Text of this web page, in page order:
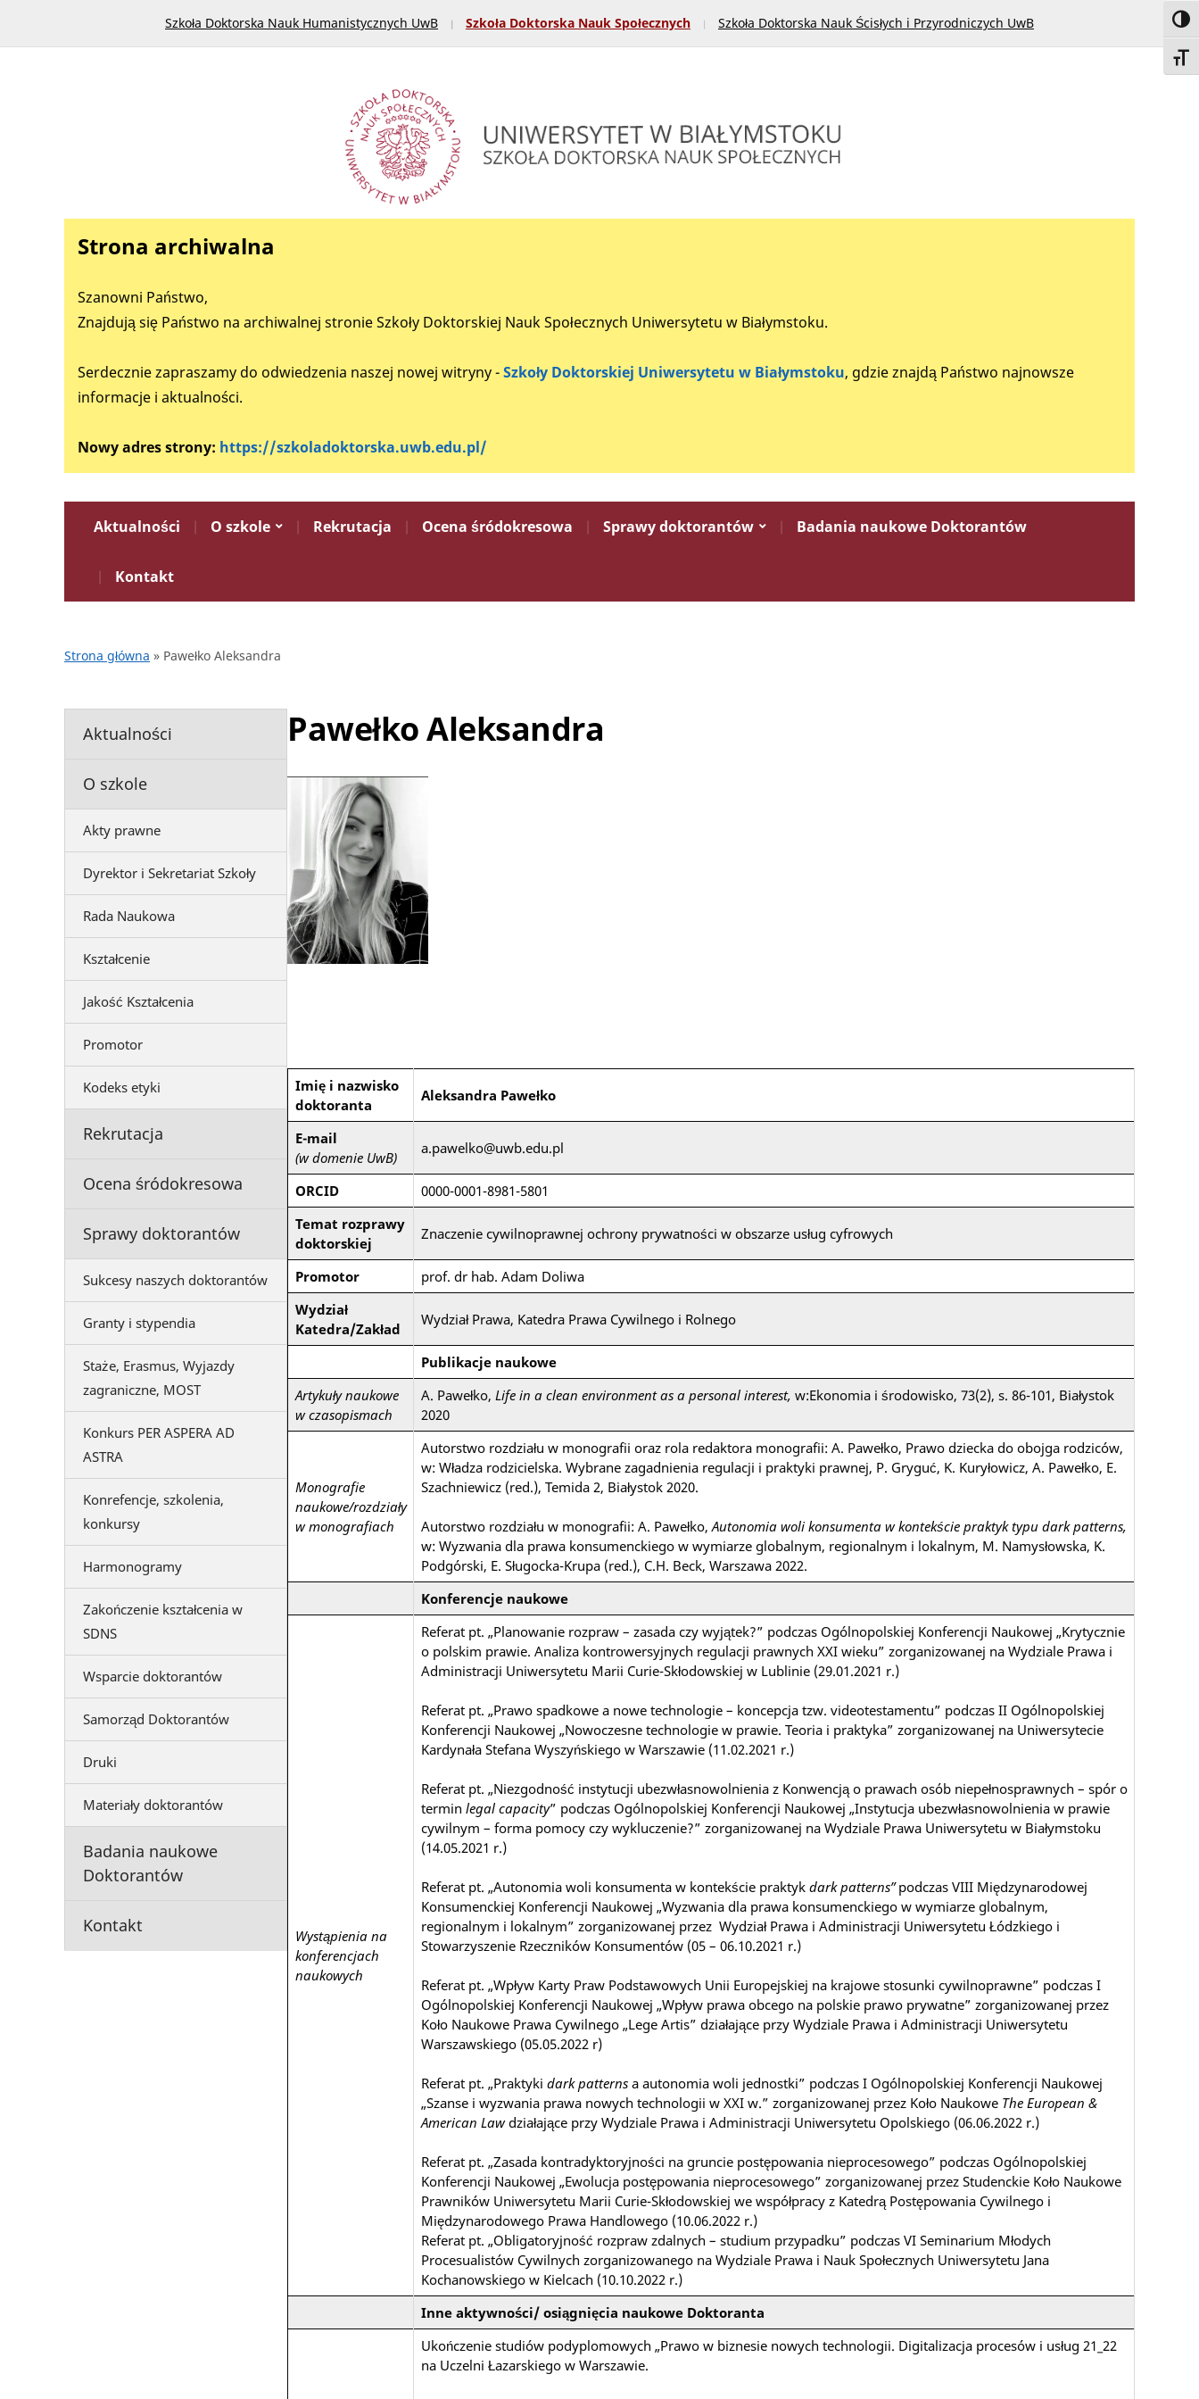
Szkoła Doktorska Nauk Humanistycznych UwB Szkoła Doktorska Nauk Społecznych Szkoła Doktorska Nauk Ścisłych i Przyrodniczych UwB
Strona archiwalna
Szanowni Państwo,
Znajdują się Państwo na archiwalnej stronie Szkoły Doktorskiej Nauk Społecznych Uniwersytetu w Białymstoku.
Serdecznie zapraszamy do odwiedzenia naszej nowej witryny -Szkoły Doktorskiej Uniwersytetu w Białymstoku, gdzie znajdą Państwo najnowsze
informacje i aktualności.
Nowy adres strony: https://szkoladoktorska.uwb.edu.pl/
Aktualności O szkole Rekrutacja Ocena śródokresowa Sprawy doktorantów Badania naukowe Doktorantów
Kontakt
Strona główna » Pawełko Aleksandra
Aktualności
O szkole
Akty prawne
Dyrektor i Sekretariat Szkoły
Rada Naukowa
Kształcenie
Jakość Kształcenia
Promotor
Kodeks etyki
Rekrutacja
Ocena śródokresowa
Sprawy doktorantów
Sukcesy naszych doktorantów
Granty i stypendia
Staże, Erasmus, Wyjazdy
zagraniczne, MOST
Konkurs PER ASPERA AD
ASTRA
Konrefencje, szkolenia,
konkursy
Harmonogramy
Zakończenie kształcenia w
SDNS
Wsparcie doktorantów
Samorząd Doktorantów
Druki
Materiały doktorantów
Badania naukowe
Doktorantów
Kontakt
Pawełko Aleksandra
Imię i nazwisko
doktoranta
Aleksandra Pawełko
E-mail
(w domenie UwB)
a.pawelko@uwb.edu.pl
ORCID
0000-0001-8981-5801
Temat rozprawy
doktorskiej
Znaczenie cywilnoprawnej ochrony prywatności w obszarze usług cyfrowych
Promotor
prof. dr hab. Adam Doliwa
Wydział
Katedra/Zakład
Wydział Prawa, Katedra Prawa Cywilnego i Rolnego
Publikacje naukowe
Artykuły naukowe
w czasopismach
A. Pawełko, Life in a clean environment as a personal interest, w:Ekonomia i środowisko, 73(2), s. 86-101, Białystok
2020
Monografie
naukowe/rozdziały
w monografiach
Autorstwo rozdziału w monografii oraz rola redaktora monografii: A. Pawełko, Prawo dziecka do obojga rodziców,
w: Władza rodzicielska. Wybrane zagadnienia regulacji i praktyki prawnej, P. Gryguć, K. Kuryłowicz, A. Pawełko, E.
Szachniewicz (red.), Temida 2, Białystok 2020.
Autorstwo rozdziału w monografii: A. Pawełko,Autonomia woli konsumenta w kontekście praktyk typu dark patterns,
w: Wyzwania dla prawa konsumenckiego w wymiarze globalnym, regionalnym i lokalnym, M. Namysłowska, K.
Podgórski, E. Sługocka-Krupa (red.), C.H. Beck, Warszawa 2022.
Konferencje naukowe
Wystąpienia na
konferencjach
naukowych
Referat pt. „Planowanie rozpraw – zasada czy wyjątek?” podczas Ogólnopolskiej Konferencji Naukowej „Krytycznie
o polskim prawie. Analiza kontrowersyjnych regulacji prawnych XXI wieku” zorganizowanej na Wydziale Prawa i
Administracji Uniwersytetu Marii Curie-Skłodowskiej w Lublinie (29.01.2021 r.)
Referat pt. „Prawo spadkowe a nowe technologie – koncepcja tzw. videotestamentu” podczas II Ogólnopolskiej
Konferencji Naukowej „Nowoczesne technologie w prawie. Teoria i praktyka” zorganizowanej na Uniwersytecie
Kardynała Stefana Wyszyńskiego w Warszawie (11.02.2021 r.)
Referat pt. „Niezgodność instytucji ubezwłasnowolnienia z Konwencją o prawach osób niepełnosprawnych – spór o
termin legal capacity” podczas Ogólnopolskiej Konferencji Naukowej „Instytucja ubezwłasnowolnienia w prawie
cywilnym – forma pomocy czy wykluczenie?” zorganizowanej na Wydziale Prawa Uniwersytetu w Białymstoku
(14.05.2021 r.)
Referat pt. „Autonomia woli konsumenta w kontekście praktyk dark patterns”podczas VIII Międzynarodowej
Konsumenckiej Konferencji Naukowej „Wyzwania dla prawa konsumenckiego w wymiarze globalnym,
regionalnym i lokalnym” zorganizowanej przez Wydział Prawa i Administracji Uniwersytetu Łódzkiego i
Stowarzyszenie Rzeczników Konsumentów (05 – 06.10.2021 r.)
Referat pt. „Wpływ Karty Praw Podstawowych Unii Europejskiej na krajowe stosunki cywilnoprawne” podczas I
Ogólnopolskiej Konferencji Naukowej „Wpływ prawa obcego na polskie prawo prywatne” zorganizowanej przez
Koło Naukowe Prawa Cywilnego „Lege Artis” działające przy Wydziale Prawa i Administracji Uniwersytetu
Warszawskiego (05.05.2022 r)
Referat pt. „Praktyki dark patterns a autonomia woli jednostki” podczas I Ogólnopolskiej Konferencji Naukowej
„Szanse i wyzwania prawa nowych technologii w XXI w.” zorganizowanej przez Koło Naukowe The European &
American Lawdziałające przy Wydziale Prawa i Administracji Uniwersytetu Opolskiego (06.06.2022 r.)
Referat pt. „Zasada kontradyktoryjności na gruncie postępowania nieprocesowego” podczas Ogólnopolskiej
Konferencji Naukowej „Ewolucja postępowania nieprocesowego” zorganizowanej przez Studenckie Koło Naukowe
Prawników Uniwersytetu Marii Curie-Skłodowskiej we współpracy z Katedrą Postępowania Cywilnego i
Międzynarodowego Prawa Handlowego (10.06.2022 r.)
Referat pt. „Obligatoryjność rozpraw zdalnych – studium przypadku” podczas VI Seminarium Młodych
Procesualistów Cywilnych zorganizowanego na Wydziale Prawa i Nauk Społecznych Uniwersytetu Jana
Kochanowskiego w Kielcach (10.10.2022 r.)
Inne aktywności/ osiągnięcia naukowe Doktoranta
Ukończenie studiów podyplomowych „Prawo w biznesie nowych technologii. Digitalizacja procesów i usług 21_22
na Uczelni Łazarskiego w Warszawie.